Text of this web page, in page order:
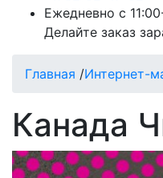
Ежедневно с
Делайте заказ
Главная /Интернет-
Канада